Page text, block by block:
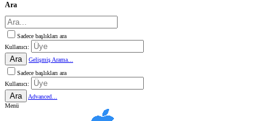
Ara
Sadece başlıkları ara
Kullanıcı:
Ara
Gelişmiş Arama...
Sadece başlıkları ara
Kullanıcı:
Ara
Advanced...
Menü